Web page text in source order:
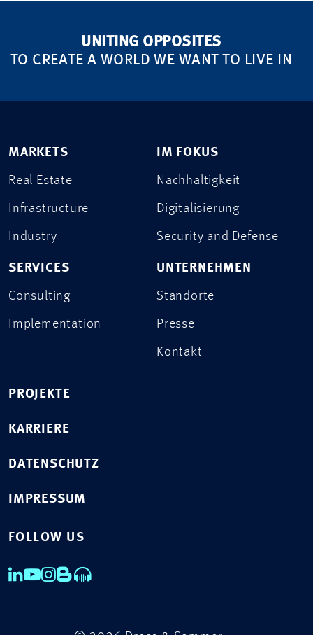
UNITING OPPOSITES
TO CREATE A WORLD WE WANT TO LIVE IN
MARKETS
Real Estate
Infrastructure
Industry
SERVICES
Consulting
Implementation
IM FOKUS
Nachhaltigkeit
Digitalisierung
Security and Defense
UNTERNEHMEN
Standorte
Presse
Kontakt
PROJEKTE
KARRIERE
DATENSCHUTZ
IMPRESSUM
FOLLOW US